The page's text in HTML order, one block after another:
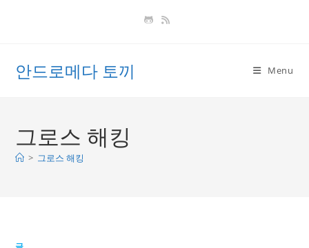
안드로메다 토끼 Menu
그로스 해킹
> 그로스 해킹